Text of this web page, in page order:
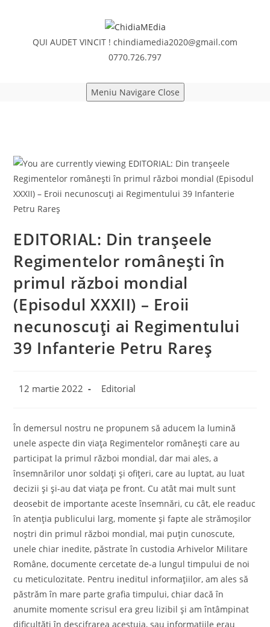
QUI AUDET VINCIT ! chindiamedia2020@gmail.com
0770.726.797
Meniu Navigare Close
EDITORIAL: Din tranșeele
Regimentelor românești în
primul război mondial
(Episodul XXXII) – Eroii
necunoscuți ai Regimentului
39 Infanterie Petru Rareș
Post
12 martie 2022
Post
Editorial
În demersul nostru ne propunem să aducem la lumină
unele aspecte din viața Regimentelor românești care au
participat la primul război mondial, dar mai ales, a
însemnărilor unor soldați și ofițeri, care au luptat, au luat
decizii și și-au dat viața pe front. Cu atât mai mult sunt
deosebit de importante aceste însemnări, cu cât, ele readuc
în atenția publicului larg, momente și fapte ale strămoșilor
noștri din primul război mondial, mai puțin cunoscute,
unele chiar inedite, păstrate în custodia Arhivelor Militare
Române, documente cercetate de-a lungul timpului de noi
cu meticulozitate. Pentru ineditul informațiilor, am ales să
păstrăm în mare parte grafia timpului, chiar dacă în
anumite momente scrisul era greu lizibil și am întâmpinat
dificultăți în descifrarea acestuia, sau informațiile erau